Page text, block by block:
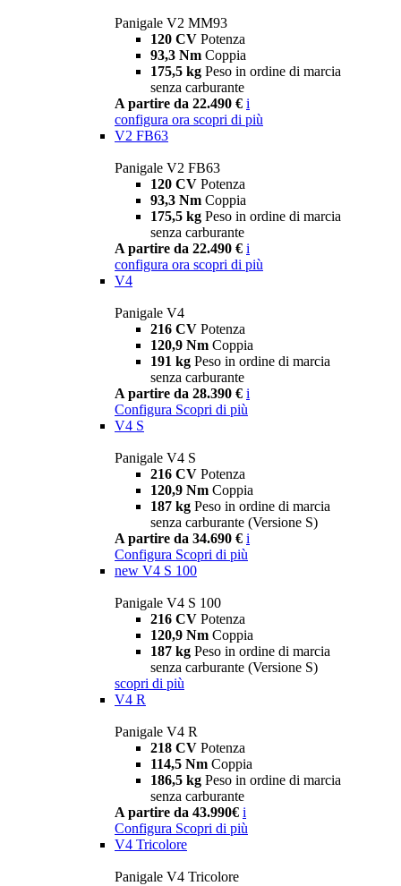
Panigale V2 MM93
120 CV Potenza
93,3 Nm Coppia
175,5 kg Peso in ordine di marcia
senza carburante
A partire da 22.490 € i
configura ora scopri di più
V2 FB63
Panigale V2 FB63
120 CV Potenza
93,3 Nm Coppia
175,5 kg Peso in ordine di marcia
senza carburante
A partire da 22.490 € i
configura ora scopri di più
V4
Panigale V4
216 CV Potenza
120,9 Nm Coppia
191 kg Peso in ordine di marcia
senza carburante
A partire da 28.390 € i
Configura Scopri di più
V4 S
Panigale V4 S
216 CV Potenza
120,9 Nm Coppia
187 kg Peso in ordine di marcia
senza carburante (Versione S)
A partire da 34.690 € i
Configura Scopri di più
new V4 S 100
Panigale V4 S 100
216 CV Potenza
120,9 Nm Coppia
187 kg Peso in ordine di marcia
senza carburante (Versione S)
scopri di più
V4 R
Panigale V4 R
218 CV Potenza
114,5 Nm Coppia
186,5 kg Peso in ordine di marcia
senza carburante
A partire da 43.990€ i
Configura Scopri di più
V4 Tricolore
Panigale V4 Tricolore